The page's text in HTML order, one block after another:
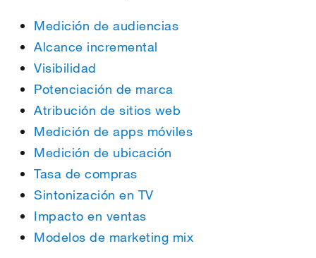
Medición de audiencias
Alcance incremental
Visibilidad
Potenciación de marca
Atribución de sitios web
Medición de apps móviles
Medición de ubicación
Tasa de compras
Sintonización en TV
Impacto en ventas
Modelos de marketing mix